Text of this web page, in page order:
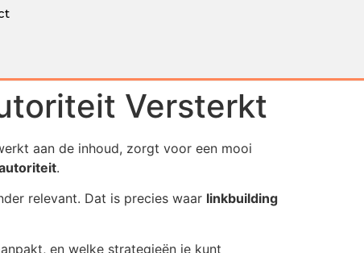
Versterkt
aan de inhoud, zorgt voor een mooi
.
relevant. Dat is precies waar linkbuilding
en welke strategieën je kunt